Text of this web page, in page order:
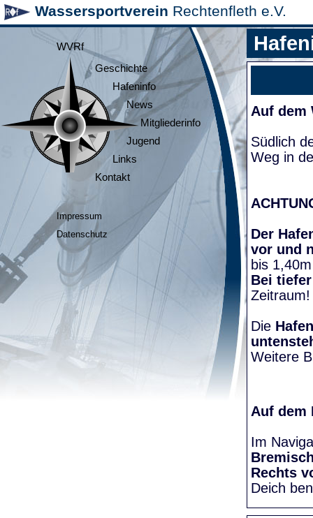
Wassersportverein Rechtenfleth e.V.
WVRf
Geschichte
Hafeninfo
News
Mitgliederinfo
Jugend
Links
Kontakt
Impressum
Datenschutz
Auf dem
Südlich
Weg in
Der
vor und
bis
Bei
Die
Weitere
Auf dem
Im
Rechts
Deich